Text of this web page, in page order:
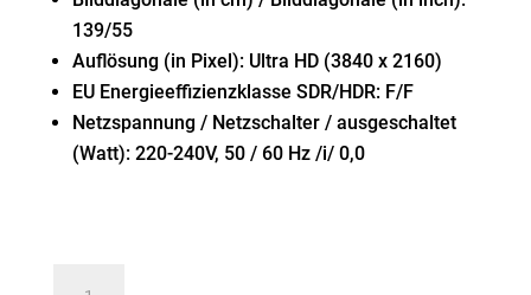
139/55
Auflösung (in Pixel): Ultra HD (3840 x 2160)
EU Energieeffizienzklasse SDR/HDR: F/F
Netzspannung / Netzschalter / ausgeschaltet
(Watt): 220-240V, 50 / 60 Hz /i/ 0,0